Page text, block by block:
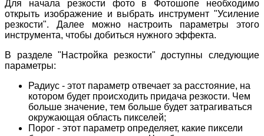
Для начала резкости фото в Фотошопе необходимо
открыть изображение и выбрать инструмент "Усиление
резкости". Далее можно настроить параметры этого
инструмента, чтобы добиться нужного эффекта.
В разделе "Настройка резкости" доступны следующие
параметры:
Радиус - этот параметр отвечает за расстояние, на
котором будет происходить придача резкости. Чем
больше значение, тем больше будет затрагиваться
окружающая область пикселей;
Порог - этот параметр определяет, какие пиксели